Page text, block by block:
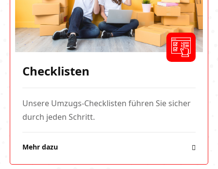
Checklisten
Unsere Umzugs-Checklisten führen Sie sicher
durch jeden Schritt.
Mehr dazu